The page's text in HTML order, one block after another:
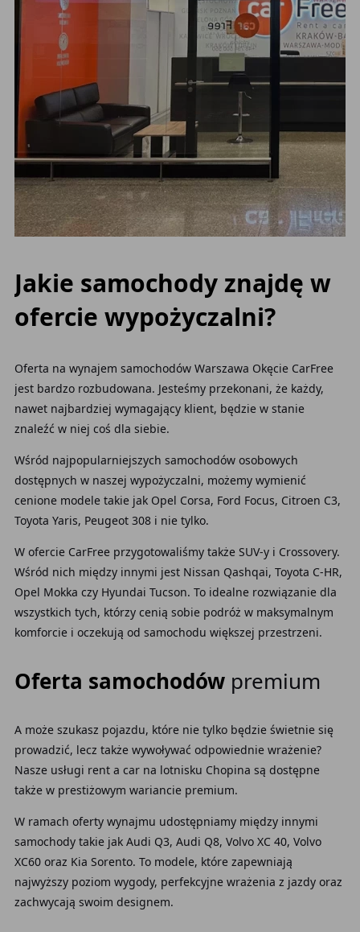
Jakie samochody znajdę w
ofercie wypożyczalni?
Oferta na wynajem samochodów Warszawa Okęcie CarFree
jest bardzo rozbudowana. Jesteśmy przekonani, że każdy,
nawet najbardziej wymagający klient, będzie w stanie
znaleźć w niej coś dla siebie.
Wśród najpopularniejszych samochodów osobowych
dostępnych w naszej wypożyczalni, możemy wymienić
cenione modele takie jak Opel Corsa, Ford Focus, Citroen C3,
Toyota Yaris, Peugeot 308 i nie tylko.
W ofercie CarFree przygotowaliśmy także SUV-y i Crossovery.
Wśród nich między innymi jest Nissan Qashqai, Toyota C-HR,
Opel Mokka czy Hyundai Tucson. To idealne rozwiązanie dla
wszystkich tych, którzy cenią sobie podróż w maksymalnym
komforcie i oczekują od samochodu większej przestrzeni.
Oferta samochodów premium
A może szukasz pojazdu, które nie tylko będzie świetnie się
prowadzić, lecz także wywoływać odpowiednie wrażenie?
Nasze usługi rent a car na lotnisku Chopina są dostępne
także w prestiżowym wariancie premium.
W ramach oferty wynajmu udostępniamy między innymi
samochody takie jak Audi Q3, Audi Q8, Volvo XC 40, Volvo
XC60 oraz Kia Sorento. To modele, które zapewniają
najwyższy poziom wygody, perfekcyjne wrażenia z jazdy oraz
zachwycają swoim designem.